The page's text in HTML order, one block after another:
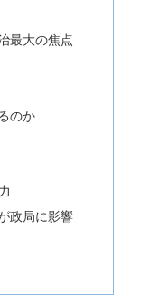
最大の焦点
のか
政局に影響